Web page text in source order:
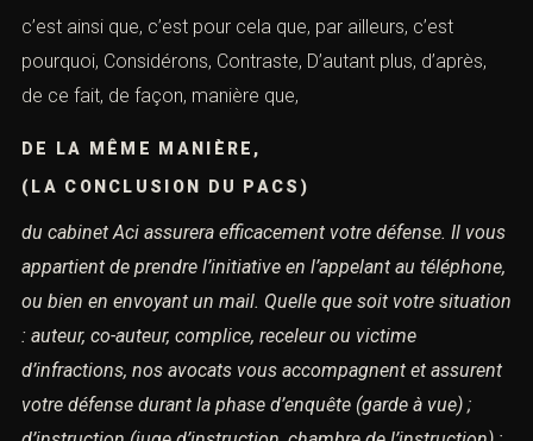
c’est ainsi que, c’est pour cela que, par ailleurs, c’est
pourquoi, Considérons, Contraste, D’autant plus, d’après,
de ce fait, de façon, manière que,
DE LA MÊME MANIÈRE,
(LA CONCLUSION DU PACS)
du cabinet Aci assurera efficacement votre défense. Il vous
appartient de prendre l’initiative en l’appelant au téléphone,
ou bien en envoyant un mail. Quelle que soit votre situation
: auteur, co-auteur, complice, receleur ou victime
d’infractions, nos avocats vous accompagnent et assurent
votre défense durant la phase d’enquête (garde à vue) ;